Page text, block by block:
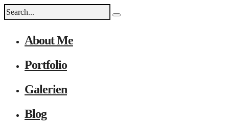
About Me
Portfolio
Galerien
Blog